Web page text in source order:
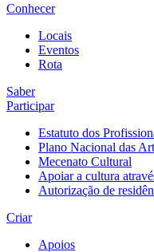
Conhecer
Locais
Eventos
Rota
Saber
Participar
Estatuto dos
Plano Nacional das
Mecenato Cultural
Apoiar a cultura
Autorização de
Criar
Apoios